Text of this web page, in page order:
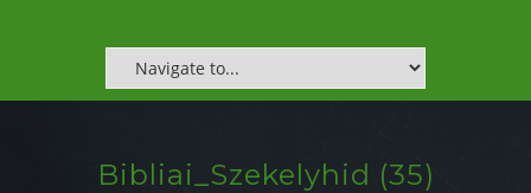
Bibliai_Szekelyhid (35)